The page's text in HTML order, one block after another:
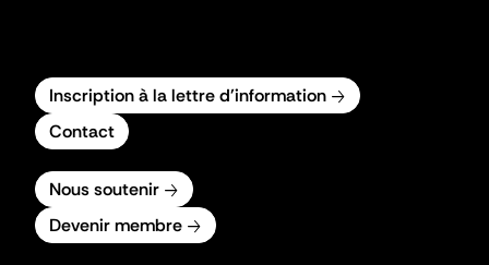
Inscription à la lettre d'information
Contact
Nous soutenir
Devenir membre